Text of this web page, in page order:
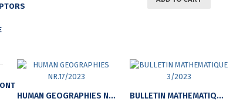
HUMAN GEOGRAPHIES NR.17/2023 BULLETIN MATHEMATIQUE 3/2023